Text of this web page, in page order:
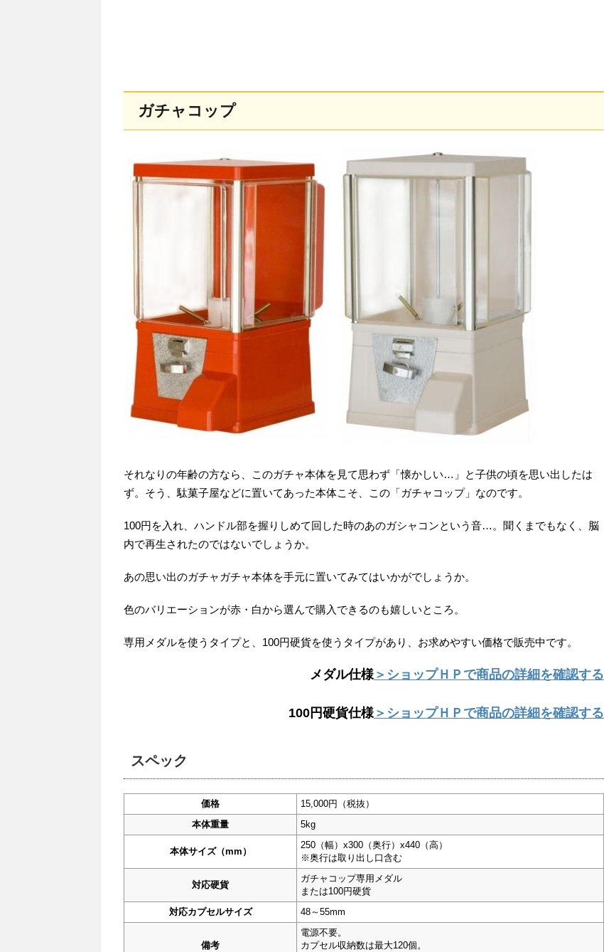
ガチャコップ
それなりの年齢の方なら、このガチャ本体を見て思わず「懐かしい…」と子供の頃を思い出したは
ず。そう、駄菓子屋などに置いてあった本体こそ、この「ガチャコップ」なのです。
100円を入れ、ハンドル部を握りしめて回した時のあのガシャコンという音…。聞くまでもなく、脳
内で再生されたのではないでしょうか。
あの思い出のガチャガチャ本体を手元に置いてみてはいかがでしょうか。
色のバリエーションが赤・白から選んで購入できるのも嬉しいところ。
専用メダルを使うタイプと、100円硬貨を使うタイプがあり、お求めやすい価格で販売中です。
メダル仕様＞ショップＨＰで商品の詳細を確認する
100円硬貨仕様＞ショップＨＰで商品の詳細を確認する
スペック
価格
15,000円（税抜）
本体重量
5kg
本体サイズ（mm）
250（幅）x300（奥行）x440（高）
※奥行は取り出し口含む
対応硬貨
ガチャコップ専用メダル
または100円硬貨
対応カプセルサイズ
48～55mm
備考
電源不要。
カプセル収納数は最大120個。